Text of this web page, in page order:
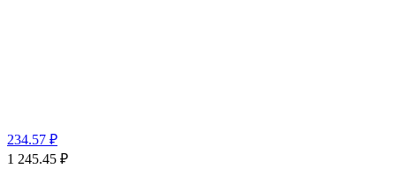
234.57 ₽
1 245.45 ₽